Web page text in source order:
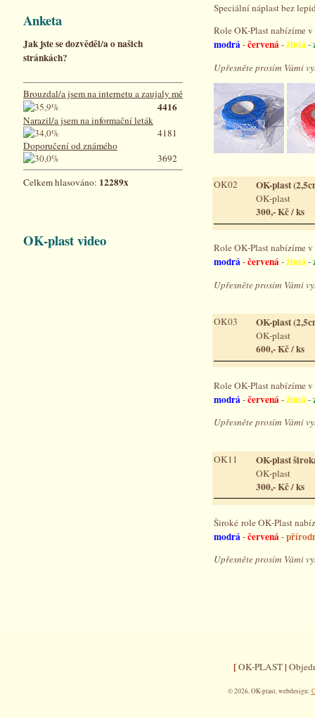
Anketa
Jak jste se dozvěděl/a o našich
stránkách?
Brouzdal/a jsem na internetu a zaujaly mě
4416
Narazil/a jsem na informační leták
4181
Doporučení od známého
3692
Celkem hlasováno: 12289x
OK-plast video
Speciální náplast bez
Role OK-Plast nabízíme v
modrá-červená-žlutá-
Upřesněte prosím Vámi
OK02 OK-plast
OK-plast
300,- Kč / ks
Role OK-Plast nabízíme v
modrá-červená-žlutá-
Upřesněte prosím Vámi
OK03 OK-plast
OK-plast
600,- Kč / ks
Role OK-Plast nabízíme v
modrá-červená-žlutá-
Upřesněte prosím Vámi
OK11 OK-plast
OK-plast
300,- Kč / ks
Široké role OK-Plast
modrá-červená-
Upřesněte prosím Vámi
[OK-PLAST|
© 2026, OK-plast, webdesign: